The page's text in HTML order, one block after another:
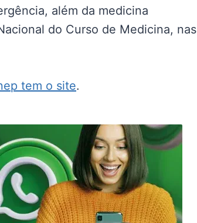
além da medicina
do Curso de Medicina, nas
tem o site.